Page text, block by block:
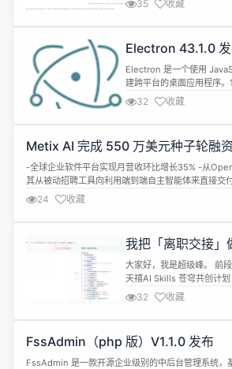
标 GPT-5.5 和 Opus 4.8。
分，是 token 效率。SWE
35 收藏
Electron 43.1.0
Electron 是一个使用
建跨平台的桌面应用程序
Chromium，被 Atom 编
用。Electron 兼容 Mac、
以构建出三个平台的应用
32 收藏
Metix AI 完成 550 万美元种子轮融资
-全球企业软件平台实现月营收环比增长35% -从
其从被动招聘工具向利用端到端自主智能体来直接交
资由东南亚招聘平台Bossjob的战略投资方
尼亚，旧金山 &mdash; 2026年7月6日 &mdash; 致
招聘自动化服务的平台...
24 收藏
我把「离职交接」
Skill，还把它上架
能广场
大家好，我是超级峰。 前
天禧AI Skills 苍穹共创计
分享了一个从我真实工作
交接 Skill（offboarding-
将介绍我近期参加 天禧AI
题、内部框架是怎么...
32 收藏
FssAdmin（php 版）V1.1.0 发布
FssAdmin 是一款开源企业级别的中后台管理系统，